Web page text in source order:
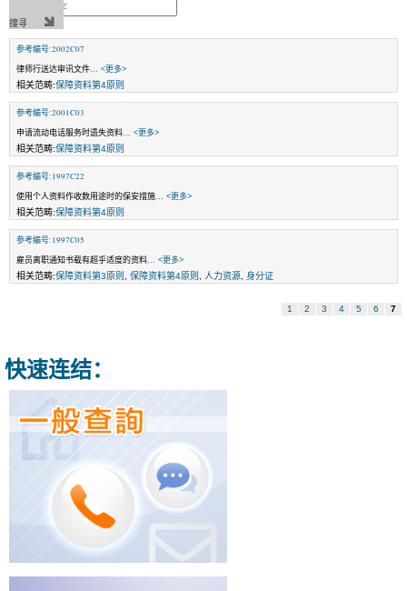
参考编号:2002C07
律师行送达审讯文件 ... <更多>
相关范畴:保障资料第4原则
参考编号:2001C03
申请流动电话服务时遗失资料 ... <更多>
相关范畴:保障资料第4原则
参考编号:1997C22
使用个人资料作收数用途时的保安措施 ... <更多>
相关范畴:保障资料第4原则
参考编号:1997C05
雇员离职通知书载有超乎适度的资料 ... <更多>
相关范畴:保障资料第3原则 保障资料第4原则 人力资源 身分证
1 2 3 4 5 6 7
快速连结：